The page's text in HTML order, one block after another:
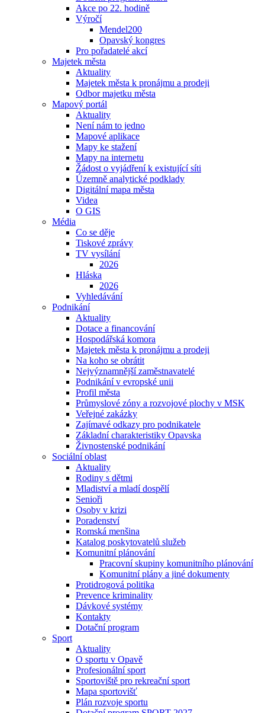
Akce po 22. hodině
Výročí
Mendel200
Opavský kongres
Pro pořadatelé akcí
Majetek města
Aktuality
Majetek města k pronájmu a prodeji
Odbor majetku města
Mapový portál
Aktuality
Není nám to jedno
Mapové aplikace
Mapy ke stažení
Mapy na internetu
Žádost o vyjádření k existující síti
Územně analytické podklady
Digitální mapa města
Videa
O GIS
Média
Co se děje
Tiskové zprávy
TV vysílání
2026
Hláska
2026
Vyhledávání
Podnikání
Aktuality
Dotace a financování
Hospodářská komora
Majetek města k pronájmu a prodeji
Na koho se obrátit
Nejvýznamnější zaměstnavatelé
Podnikání v evropské unii
Profil města
Průmyslové zóny a rozvojové plochy v MSK
Veřejné zakázky
Zajímavé odkazy pro podnikatele
Základní charakteristiky Opavska
Živnostenské podnikání
Sociální oblast
Aktuality
Rodiny s dětmi
Mladiství a mladí dospělí
Senioři
Osoby v krizi
Poradenství
Romská menšina
Katalog poskytovatelů služeb
Komunitní plánování
Pracovní skupiny komunitního plánování
Komunitní plány a jiné dokumenty
Protidrogová politika
Prevence kriminality
Dávkové systémy
Kontakty
Dotační program
Sport
Aktuality
O sportu v Opavě
Profesionální sport
Sportoviště pro rekreační sport
Mapa sportovišť
Plán rozvoje sportu